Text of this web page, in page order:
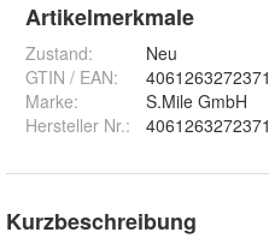
Artikelmerkmale
Zustand:
Neu
GTIN / EAN:
4061263272371
Marke:
S.Mile GmbH
Hersteller Nr.:
4061263272371
Kurzbeschreibung